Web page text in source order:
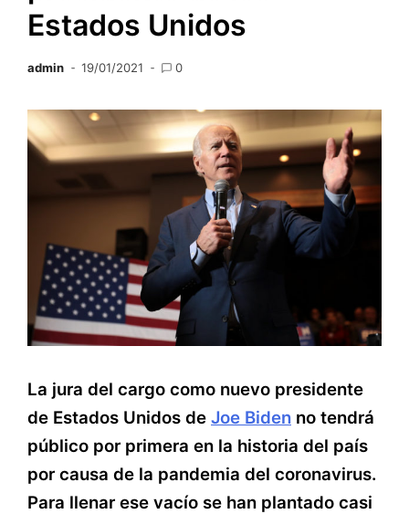
Estados Unidos
admin 19/01/2021 0
La jura del cargo como nuevo presidente
de Estados Unidos de Joe Biden no tendrá
público por primera en la historia del país
por causa de la pandemia del coronavirus.
Para llenar ese vacío se han plantado casi